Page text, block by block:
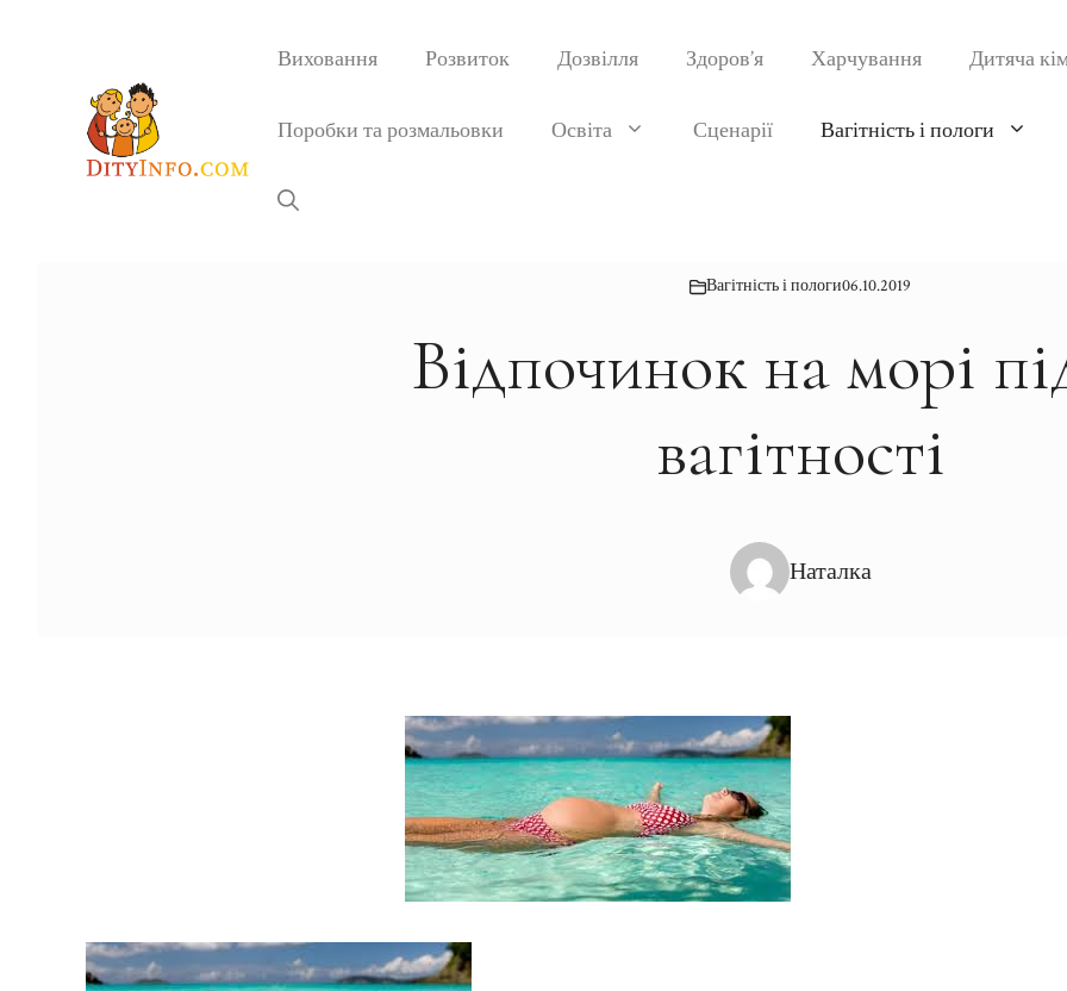
Виховання Розвиток Дозвілля Здоров’я Харчування Дитяча
Поробки та розмальовки Освіта Сценарії Вагітність і пологи
Вагітність і пологи06.10.2019
Відпочинок на морі
вагітності
Наталка